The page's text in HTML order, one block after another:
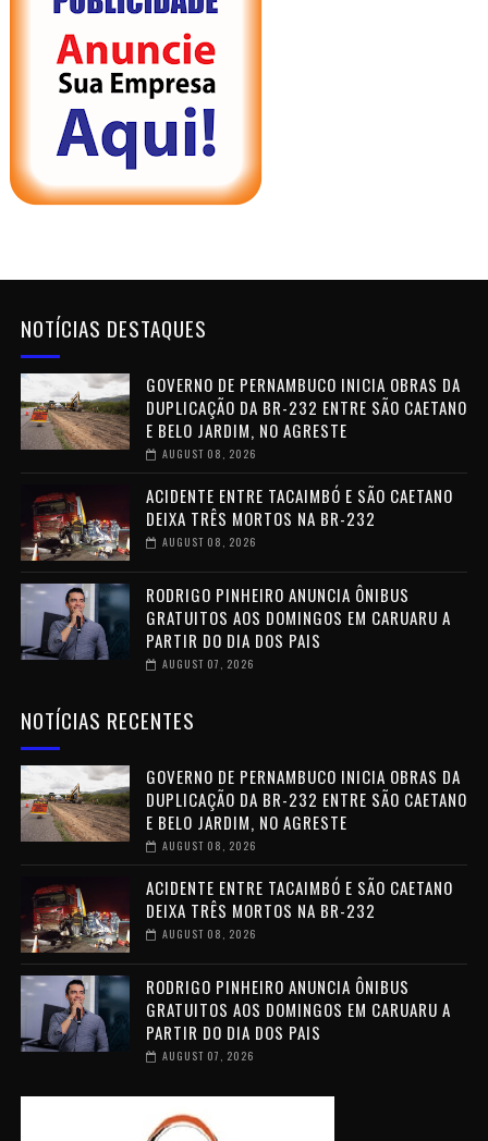
NOTÍCIAS DESTAQUES
GOVERNO DE PERNAMBUCO INICIA OBRAS DA
DUPLICAÇÃO DA BR-232 ENTRE SÃO CAETANO
E BELO JARDIM, NO AGRESTE
AUGUST 08, 2026
ACIDENTE ENTRE TACAIMBÓ E SÃO CAETANO
DEIXA TRÊS MORTOS NA BR-232
AUGUST 08, 2026
RODRIGO PINHEIRO ANUNCIA ÔNIBUS
GRATUITOS AOS DOMINGOS EM CARUARU A
PARTIR DO DIA DOS PAIS
AUGUST 07, 2026
NOTÍCIAS RECENTES
GOVERNO DE PERNAMBUCO INICIA OBRAS DA
DUPLICAÇÃO DA BR-232 ENTRE SÃO CAETANO
E BELO JARDIM, NO AGRESTE
AUGUST 08, 2026
ACIDENTE ENTRE TACAIMBÓ E SÃO CAETANO
DEIXA TRÊS MORTOS NA BR-232
AUGUST 08, 2026
RODRIGO PINHEIRO ANUNCIA ÔNIBUS
GRATUITOS AOS DOMINGOS EM CARUARU A
PARTIR DO DIA DOS PAIS
AUGUST 07, 2026